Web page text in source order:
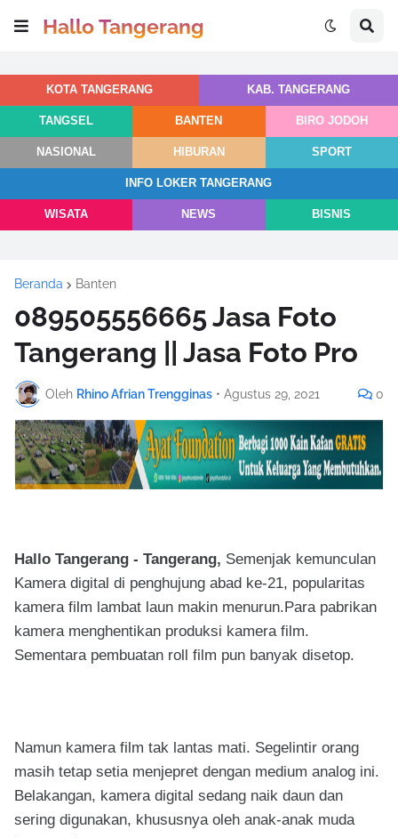
Hallo Tangerang
KOTA TANGERANG KAB. TANGERANG
TANGSEL BANTEN BIRO JODOH
NASIONAL HIBURAN SPORT
INFO LOKER TANGERANG
WISATA NEWS BISNIS
Beranda Banten
089505556665 Jasa Foto
Tangerang || Jasa Foto Pro
Oleh Rhino Afrian Trengginas • Agustus 29, 2021 0
Hallo Tangerang - Tangerang, Semenjak kemunculan
Kamera digital di penghujung abad ke-21, popularitas
kamera film lambat laun makin menurun.Para pabrikan
kamera menghentikan produksi kamera film.
Sementara pembuatan roll film pun banyak disetop.
Namun kamera film tak lantas mati. Segelintir orang
masih tetap setia menjepret dengan medium analog ini.
Belakangan, kamera digital sedang naik daun dan
sering digunakan, khususnya oleh anak-anak muda